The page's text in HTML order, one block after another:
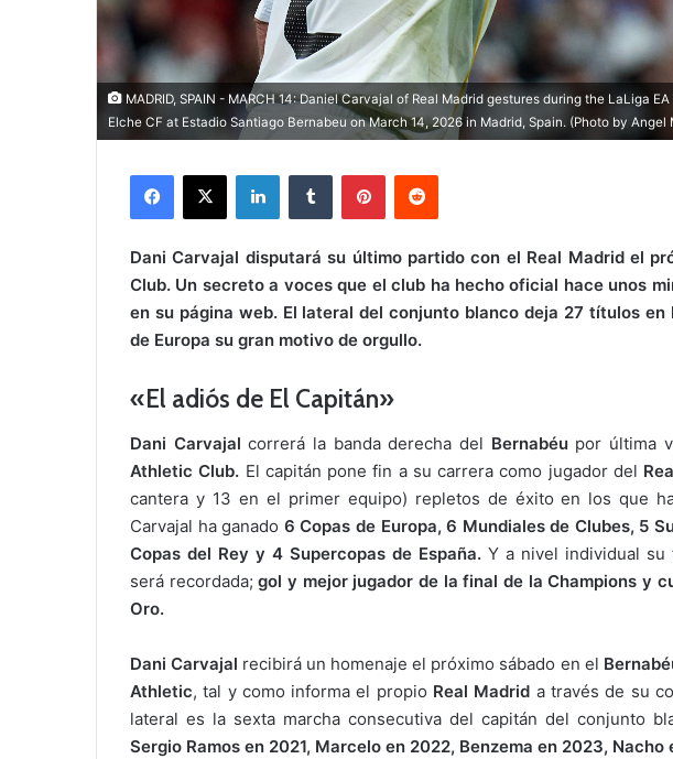
MADRID, SPAIN - MARCH 14: Daniel Carvajal of Real Madrid gestures during the LaLiga
Elche CF at Estadio Santiago Bernabeu on March 14, 2026 in Madrid, Spain. (Photo by
Dani Carvajal disputará su último partido con el Real Madrid el
Club. Un secreto a voces que el club ha hecho oficial hace unos
en su página web. El lateral del conjunto blanco deja 27 títulos
de Europa su gran motivo de orgullo.
«El adiós de El Capitán»
Dani Carvajal correrá la banda derecha del Bernabéupor última
Athletic Club. El capitán pone fin a su carrera como jugador del
cantera y 13 en el primer equipo) repletos de éxito en los que
Carvajal ha ganado 6 Copas de Europa, 6 Mundiales de Clubes, 5
Copas del Rey y 4 Supercopas de España. Y a nivel individual su
será recordada; gol y mejor jugador de la final de la Champions y
Oro.
Dani Carvajal recibirá un homenaje el próximo sábado en el
Athletic, tal y como informa el propio Real Madrid a través de su
lateral es la sexta marcha consecutiva del capitán del conjunto
Sergio Ramos en 2021, Marcelo en 2022, Benzema en 2023,